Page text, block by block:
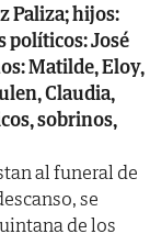
Paliza; hijos:
políticos: José
Matilde, Eloy,
Claudia,
sobrinos,
al funeral de
se
de los